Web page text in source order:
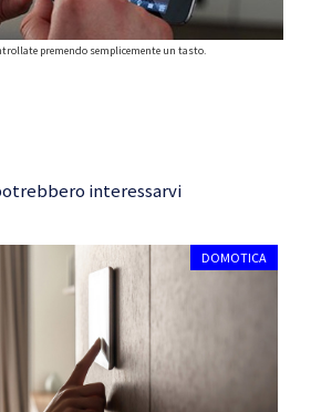
premendo semplicemente un tasto.
interessarvi
DOMOTICA